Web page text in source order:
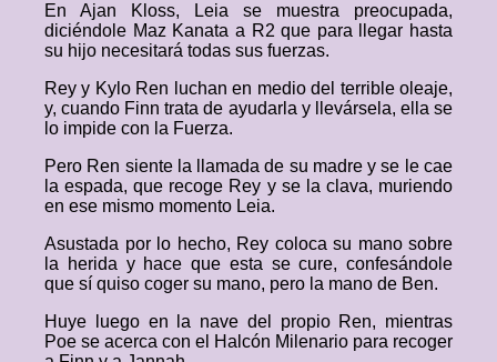
En Ajan Kloss, Leia se muestra preocupada,
diciéndole Maz Kanata a R2 que para llegar hasta
su hijo necesitará todas sus fuerzas.
Rey y Kylo Ren luchan en medio del terrible oleaje,
y, cuando Finn trata de ayudarla y llevársela, ella se
lo impide con la Fuerza.
Pero Ren siente la llamada de su madre y se le cae
la espada, que recoge Rey y se la clava, muriendo
en ese mismo momento Leia.
Asustada por lo hecho, Rey coloca su mano sobre
la herida y hace que esta se cure, confesándole
que sí quiso coger su mano, pero la mano de Ben.
Huye luego en la nave del propio Ren, mientras
Poe se acerca con el Halcón Milenario para recoger